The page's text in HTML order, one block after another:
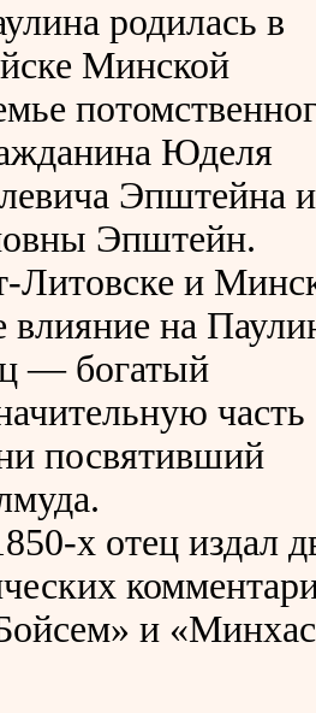
родилась в
Минской
Юделя
Эпштейна и
Эпштейн.
Литовске и
влияние на
— богатый
часть
посвятивший
х отец издал
и «Минхас